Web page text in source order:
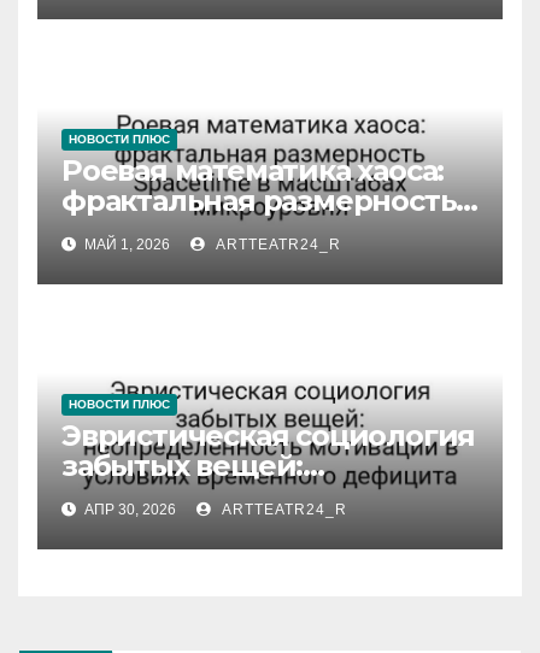
НОВОСТИ ПЛЮС
Роевая математика хаоса:
фрактальная размерность
Spacetime в масштабах
микроуровня
МАЙ 1, 2026 ARTTEATR24_R
НОВОСТИ ПЛЮС
Эвристическая социология
забытых вещей:
неопределённость
мотивации в условиях
временного дефицита
АПР 30, 2026 ARTTEATR24_R